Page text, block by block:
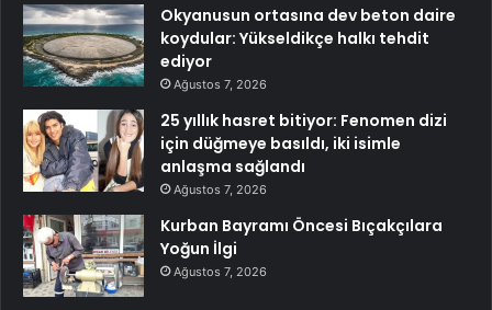
Okyanusun ortasına dev beton daire
koydular: Yükseldikçe halkı tehdit
ediyor
Ağustos 7, 2026
25 yıllık hasret bitiyor: Fenomen dizi
için düğmeye basıldı, iki isimle
anlaşma sağlandı
Ağustos 7, 2026
Kurban Bayramı Öncesi Bıçakçılara
Yoğun İlgi
Ağustos 7, 2026